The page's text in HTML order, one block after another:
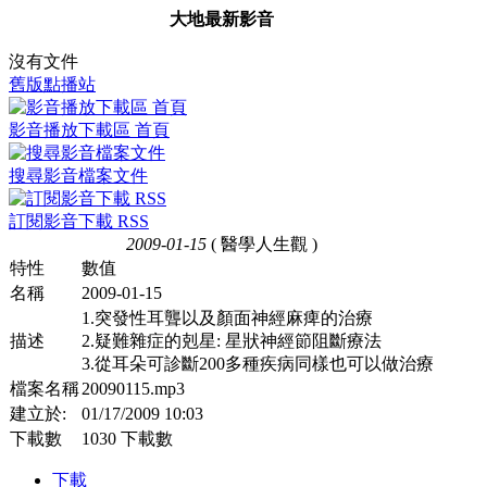
大地最新影音
沒有文件
舊版點播站
影音播放下載區 首頁
搜尋影音檔案文件
訂閱影音下載 RSS
2009-01-15 ( 醫學人生觀 )
特性
數值
名稱
2009-01-15
描述
1.突發性耳聾以及顏面神經麻痺的治療
2.疑難雜症的剋星: 星狀神經節阻斷療法
3.從耳朵可診斷200多種疾病同樣也可以做治療
檔案名稱20090115.mp3
建立於:
01/17/2009 10:03
下載數
1030 下載數
下載